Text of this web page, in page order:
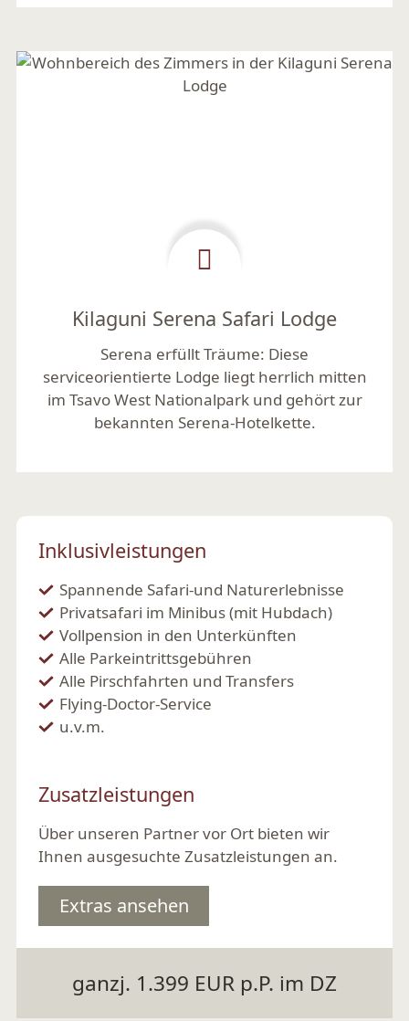
Kilaguni Serena Safari Lodge
Serena erfüllt Träume: Diese
serviceorientierte Lodge liegt herrlich mitten
im Tsavo West Nationalpark und gehört zur
bekannten Serena-Hotelkette.
Inklusivleistungen
Spannende Safari-und Naturerlebnisse
Privatsafari im Minibus (mit Hubdach)
Vollpension in den Unterkünften
Alle Parkeintrittsgebühren
Alle Pirschfahrten und Transfers
Flying-Doctor-Service
u.v.m.
Zusatzleistungen
Über unseren Partner vor Ort bieten wir
Ihnen ausgesuchte Zusatzleistungen an.
Extras ansehen
ganzj. 1.399 EUR p.P. im DZ